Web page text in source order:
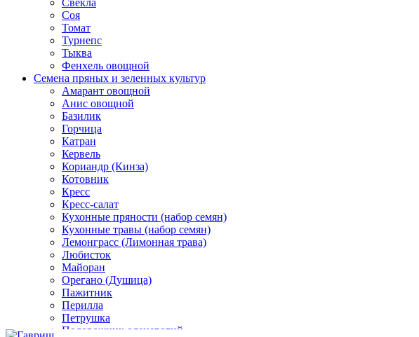
Соя
Томат
Турнепс
Тыква
Фенхель овощной
Семена пряных и зеленных культур
Амарант овощной
Анис овощной
Базилик
Горчица
Катран
Кервель
Кориандр (Кинза)
Котовник
Кресс
Кресс-салат
Кухонные пряности (набор семян)
Кухонные травы (набор семян)
Лемонграсс (Лимонная трава)
Любисток
Майоран
Орегано (Душица)
Пажитник
Перилла
Петрушка
Подорожник оленерогий